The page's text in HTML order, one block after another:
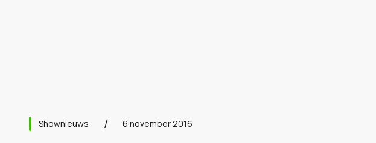
Shownieuws 6 november 2016